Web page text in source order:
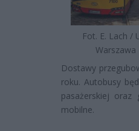
Fot. E. Lach /
Warszawa
Dostawy
roku. Autobusy
pasażerskiej oraz
mobilne.